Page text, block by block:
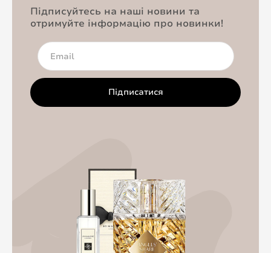
Підписуйтесь на наші новини та
отримуйте інформацію про новинки!
Підписатися